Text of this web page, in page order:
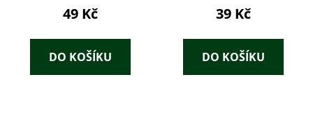
49 Kč
DO KOŠÍKU
39 Kč
DO KOŠÍKU